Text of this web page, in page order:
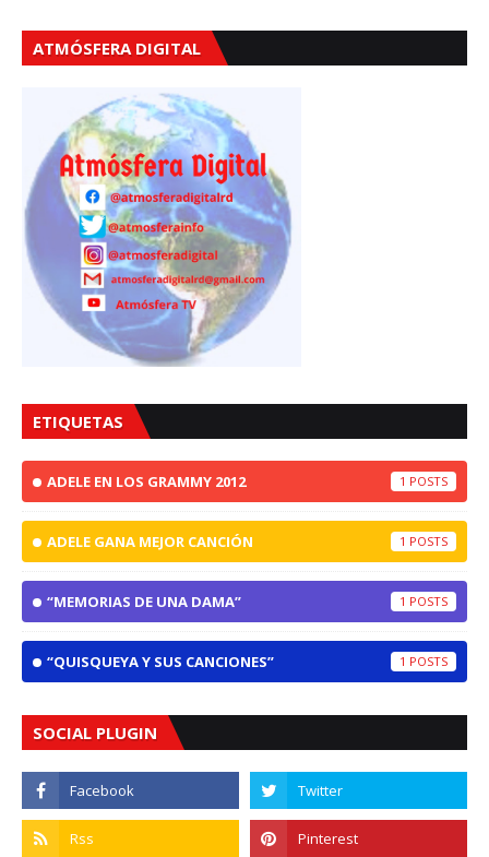
ATMÓSFERA DIGITAL
ETIQUETAS
ADELE EN LOS GRAMMY 2012 1
ADELE GANA MEJOR CANCIÓN 1
“MEMORIAS DE UNA DAMA” 1
“QUISQUEYA Y SUS CANCIONES” 1
SOCIAL PLUGIN